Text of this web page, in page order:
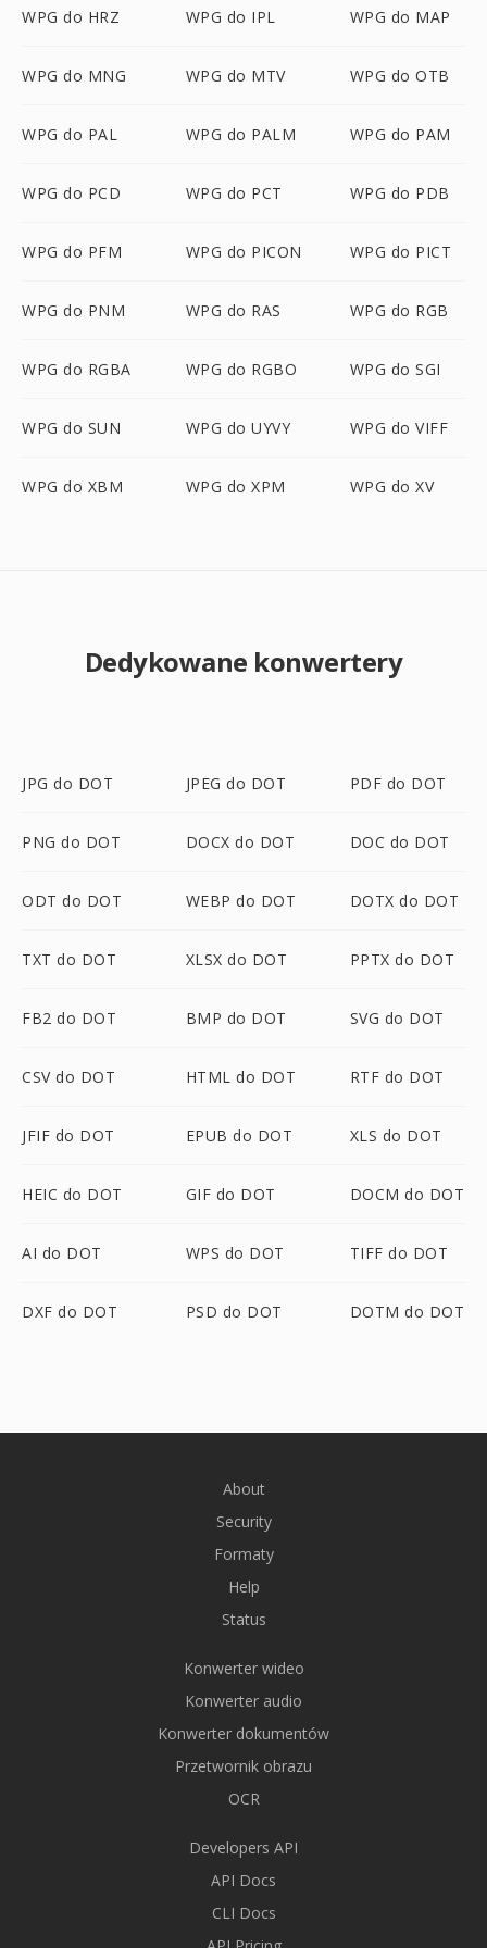
WPG do HRZ WPG do IPL WPG do MAP
WPG do MNG WPG do MTV WPG do OTB
WPG do PAL WPG do PALM WPG do PAM
WPG do PCD WPG do PCT WPG do PDB
WPG do PFM WPG do PICON WPG do PICT
WPG do PNM WPG do RAS WPG do RGB
WPG do RGBA WPG do RGBO WPG do SGI
WPG do SUN WPG do UYVY WPG do VIFF
WPG do XBM WPG do XPM WPG do XV
Dedykowane konwertery
JPG do DOT JPEG do DOT PDF do DOT
PNG do DOT DOCX do DOT DOC do DOT
ODT do DOT WEBP do DOT DOTX do DOT
TXT do DOT XLSX do DOT PPTX do DOT
FB2 do DOT BMP do DOT SVG do DOT
CSV do DOT HTML do DOT RTF do DOT
JFIF do DOT EPUB do DOT XLS do DOT
HEIC do DOT GIF do DOT DOCM do DOT
AI do DOT WPS do DOT TIFF do DOT
DXF do DOT PSD do DOT DOTM do DOT
About
Security
Formaty
Help
Status
Konwerter wideo
Konwerter audio
Konwerter dokumentów
Przetwornik obrazu
OCR
Developers API
API Docs
CLI Docs